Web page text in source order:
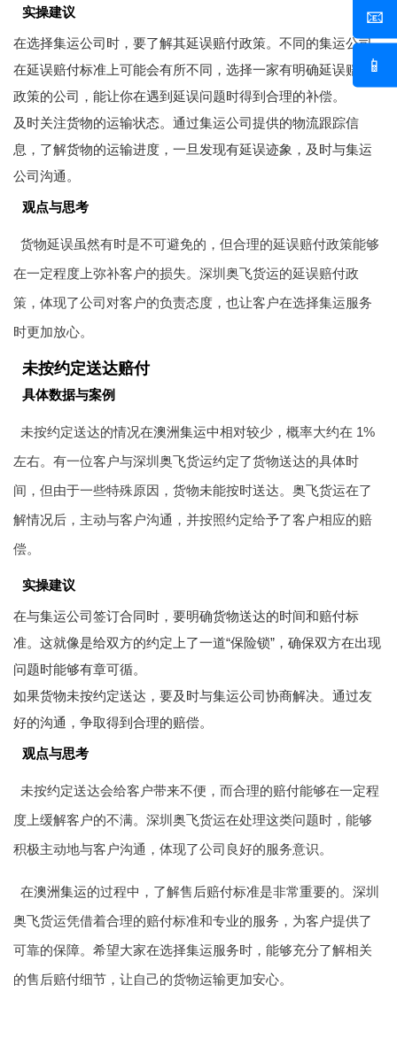
📧
📱
实操建议
在选择集运公司时，要了解其延误赔付政策。不同的集运公司
在延误赔付标准上可能会有所不同，选择一家有明确延误赔付
政策的公司，能让你在遇到延误问题时得到合理的补偿。
及时关注货物的运输状态。通过集运公司提供的物流跟踪信
息，了解货物的运输进度，一旦发现有延误迹象，及时与集运
公司沟通。
观点与思考
货物延误虽然有时是不可避免的，但合理的延误赔付政策能够
在一定程度上弥补客户的损失。深圳奥飞货运的延误赔付政
策，体现了公司对客户的负责态度，也让客户在选择集运服务
时更加放心。
未按约定送达赔付
具体数据与案例
未按约定送达的情况在澳洲集运中相对较少，概率大约在 1%
左右。有一位客户与深圳奥飞货运约定了货物送达的具体时
间，但由于一些特殊原因，货物未能按时送达。奥飞货运在了
解情况后，主动与客户沟通，并按照约定给予了客户相应的赔
偿。
实操建议
在与集运公司签订合同时，要明确货物送达的时间和赔付标
准。这就像是给双方的约定上了一道“保险锁”，确保双方在出现
问题时能够有章可循。
如果货物未按约定送达，要及时与集运公司协商解决。通过友
好的沟通，争取得到合理的赔偿。
观点与思考
未按约定送达会给客户带来不便，而合理的赔付能够在一定程
度上缓解客户的不满。深圳奥飞货运在处理这类问题时，能够
积极主动地与客户沟通，体现了公司良好的服务意识。
在澳洲集运的过程中，了解售后赔付标准是非常重要的。深圳
奥飞货运凭借着合理的赔付标准和专业的服务，为客户提供了
可靠的保障。希望大家在选择集运服务时，能够充分了解相关
的售后赔付细节，让自己的货物运输更加安心。